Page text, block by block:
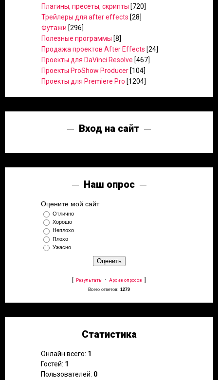
Плагины, пресеты, скрипты [720]
Трейлеры для after effects [28]
Футажи [296]
Полезные программы [8]
Продажа проектов After Effects [24]
Проекты для DaVinci Resolve [467]
Проекты ProShow Producer [104]
Проекты для Premiere Pro [1204]
Вход на сайт
Наш опрос
Оцените мой сайт
Отлично
Хорошо
Неплохо
Плохо
Ужасно
[ Результаты · Архив опросов ]
Всего ответов: 1279
Статистика
Онлайн всего: 1
Гостей: 1
Пользователей: 0